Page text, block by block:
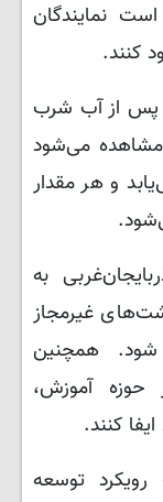
نمایندگان
کنند.
پس از آب شرب
مشاهده می‌شود
و هر مقدار
به
غیرمجاز
همچنین
حوزه آموزش،
کنند.
توسعه